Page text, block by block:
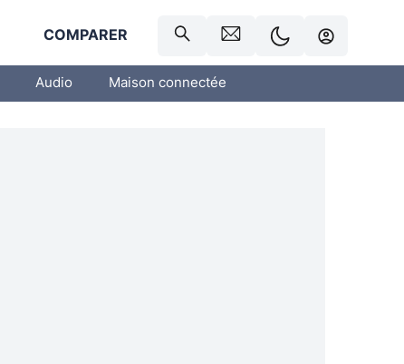
COMPARER
Audio Maison connectée